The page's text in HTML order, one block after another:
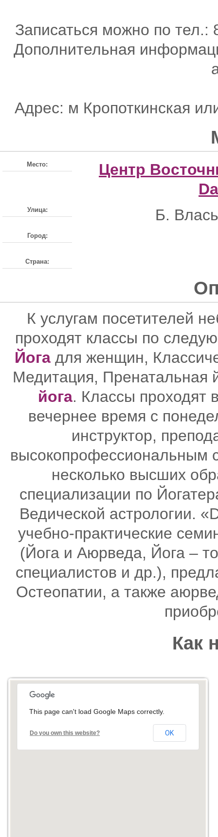
Записаться можно по
Дополнительная
Адрес: м Кропоткинская
Место:
Центр
Улица: Б.
Город:
Страна:
К услугам посетителей
проходят классы по
Йога для женщин,
Медитация, Пренатальная
йога. Классы проходят
вечернее время с
инструктор,
высокопрофессиональным
несколько высших
специализации по
Ведической астрологии.
учебно-практические
(Йога и Аюрведа, Йога –
специалистов и др.),
Остеопатии, а также
Как
This page can't load Google Maps correctly.
Do you own this website? OK